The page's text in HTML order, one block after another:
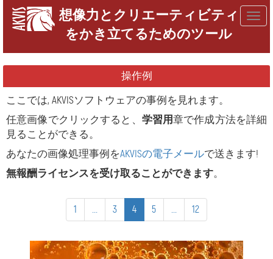
想像力とクリエーティビティ
をかき立てるためのツール
操作例
ここでは, AKVISソフトウェアの事例を見れます。
任意画像でクリックすると、 学習用章で作成方法を詳細
見ることができる。
あなたの画像処理事例をAKVISの電子メールで送きます!
無報酬ライセンスを受け取ることができます。
1 ... 3 4 5 ... 12